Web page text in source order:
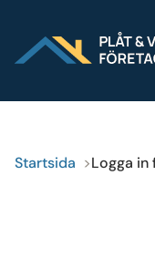
Press
Logga inBli
Startsida Logga